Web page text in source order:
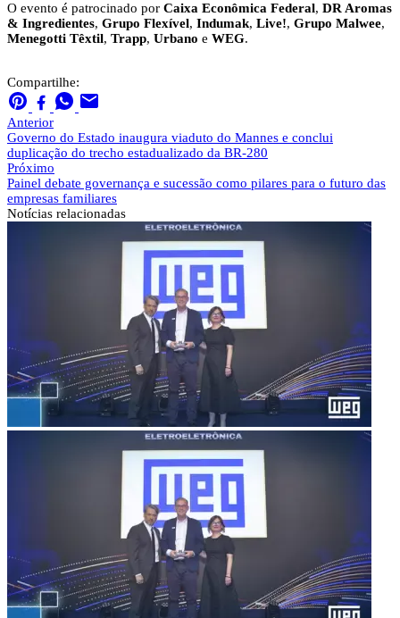
O evento é patrocinado por Caixa Econômica Federal, DR Aromas
& Ingredientes, Grupo Flexível, Indumak, Live!, Grupo Malwee,
Menegotti Têxtil, Trapp, Urbano e WEG.
Compartilhe:
Anterior
Governo do Estado inaugura viaduto do Mannes e conclui
duplicação do trecho estadualizado da BR-280
Próximo
Painel debate governança e sucessão como pilares para o futuro das
empresas familiares
Notícias relacionadas